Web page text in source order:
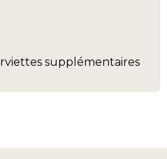
supplémentaires